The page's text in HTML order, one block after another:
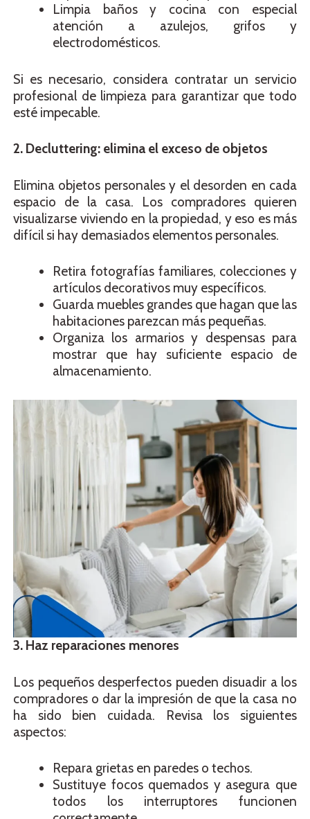
Limpia baños y cocina con especial
atención a azulejos, grifos y
electrodomésticos.
Si es necesario, considera contratar un servicio
profesional de limpieza para garantizar que todo
esté impecable.
2. Decluttering: elimina el exceso de objetos
Elimina objetos personales y el desorden en cada
espacio de la casa. Los compradores quieren
visualizarse viviendo en la propiedad, y eso es más
difícil si hay demasiados elementos personales.
Retira fotografías familiares, colecciones y
artículos decorativos muy específicos.
Guarda muebles grandes que hagan que las
habitaciones parezcan más pequeñas.
Organiza los armarios y despensas para
mostrar que hay suficiente espacio de
almacenamiento.
3. Haz reparaciones menores
Los pequeños desperfectos pueden disuadir a los
compradores o dar la impresión de que la casa no
ha sido bien cuidada. Revisa los siguientes
aspectos:
Repara grietas en paredes o techos.
Sustituye focos quemados y asegura que
todos los interruptores funcionen